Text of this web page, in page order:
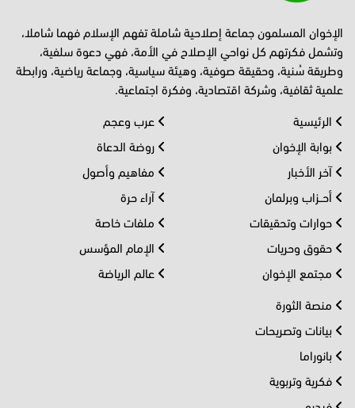
الإخوان المسلمون جماعة إصلاحية شاملة تفهم الإسلام فهما شاملا،
وتشمل فكرتهم كل نواحي الإصلاح في الأمة، فهي دعوة سلفية،
وطريقة سُنية، وحقيقة صوفية، وهيئة سياسية، وجماعة رياضية، ورابطة
علمية ثقافية، وشركة اقتصادية، وفكرة اجتماعية.
الرئيسية
بوابة الإخوان
آخر الأخبار
أحــزاب وبرلمان
حوارات وتحقيقات
حقوق وحريات
مجتمع الإخوان
عرب وعجم
روضة الدعاة
مفاهيم وأصول
آراء حرة
ملفات خاصة
الإمام المؤسس
عالم الرياضة
منصة الثورة
بيانات وتصريحات
بانوراما
فكرية وتربوية